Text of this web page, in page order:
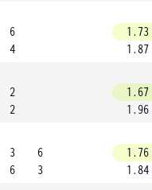
6
4
1.73
1.87
2
2
1.67
1.96
3
6
6
3
1.76
1.84